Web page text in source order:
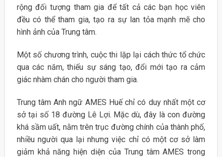
rộng đối tượng tham gia để tất cả các bạn học viên
đều có thể tham gia, tạo ra sự lan tỏa mạnh mẽ cho
hình ảnh của Trung tâm.
Một số chương trình, cuộc thi lặp lại cách thức tổ chức
qua các năm, thiếu sự sáng tạo, đổi mới tạo ra cảm
giác nhàm chán cho người tham gia.
Trung tâm Anh ngữ AMES Huế chỉ có duy nhất một cơ
sở tại số 18 đường Lê Lợi. Mặc dù, đây là con đường
khá sầm uất, nằm trên trục đường chính của thành phố,
nhiều người qua lại nhưng việc chỉ có một cơ sở làm
giảm khả năng hiện diện của Trung tâm AMES trong